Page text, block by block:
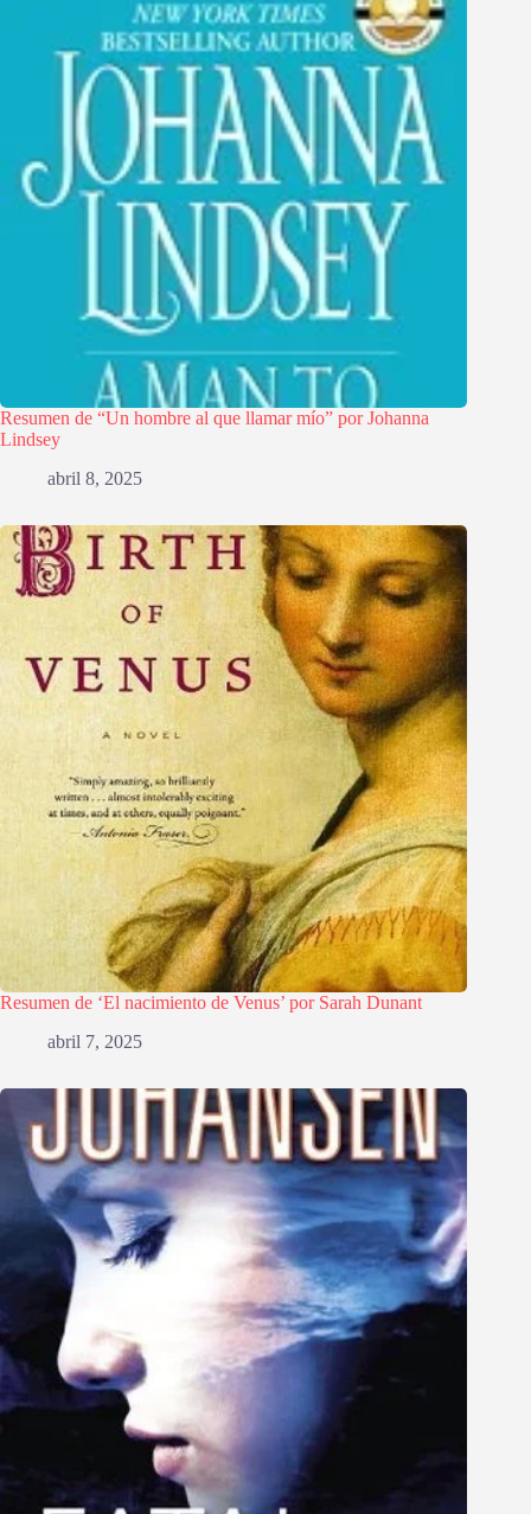
Resumen de “Un hombre al que llamar mío” por Johanna
Lindsey
abril 8, 2025
Resumen de ‘El nacimiento de Venus’ por Sarah Dunant
abril 7, 2025